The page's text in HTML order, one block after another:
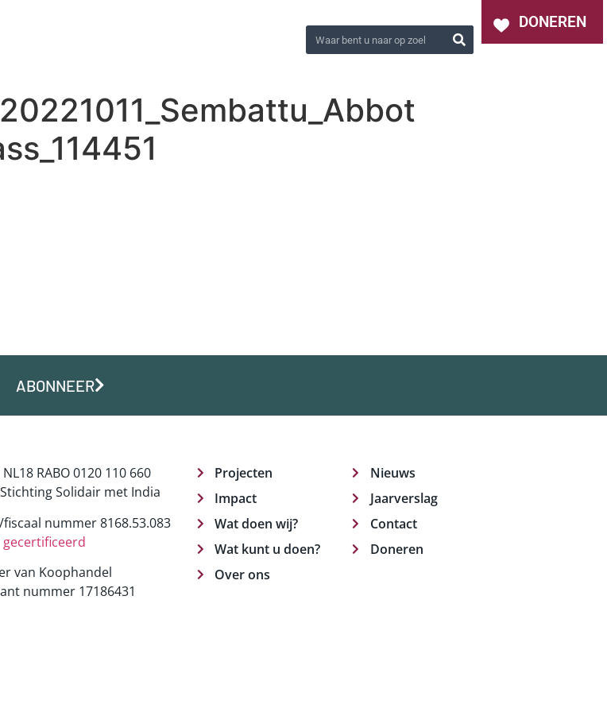
DONEREN
ABONNEER
NL18 RABO 0120 110 660
Solidair met India
fiscaal nummer 8168.53.083
gecertificeerd
van Koophandel
nummer 17186431
Projecten
Impact
Wat doen wij?
Wat kunt u doen?
Over ons
Nieuws
Jaarverslag
Contact
Doneren